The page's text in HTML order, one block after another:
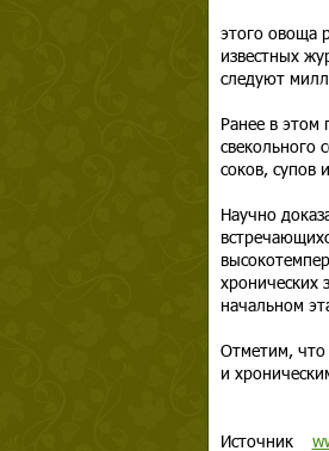
этого овоща
известных
следуют
Ранее в этом
свекольного
соков, супов
Научно
хронических
начальном
Отметим, что
и
Источник